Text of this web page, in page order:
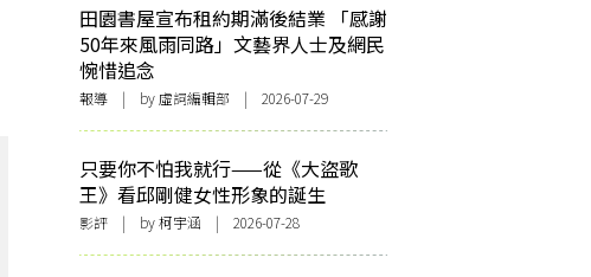
田園書屋宣布租約期滿後結業 「感謝
50年來風雨同路」文藝界人士及網民
惋惜追念
報導 | by 虛詞編輯部 | 2026-07-29
只要你不怕我就行——從《大盜歌
王》看邱剛健女性形象的誕生
影評 | by 柯宇涵 | 2026-07-28